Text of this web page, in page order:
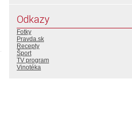
Odkazy
Fotky
Pravda.sk
Recepty
Šport
TV program
Vinotéka